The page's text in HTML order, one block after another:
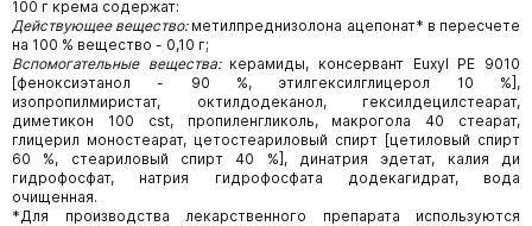
100 г крема содержат:
Действующее вещество:метилпреднизолона ацепонат* в пересчете
на 100 % вещество - 0,10 г;
Вспомогательные вещества:керамиды, консервант Euxyl РЕ 9010
[феноксиэтанол - 90 %, этилгексилглицерол 10 %],
изопропилмиристат, октилдодеканол, гексилдецилстеарат,
диметикон 100 cst, пропиленгликоль, макрогола 40 стеарат,
глицерил моностеарат, цетостеариловый спирт [цетиловый спирт
60 %, стеариловый спирт 40 %], динатрия эдетат, калия ди
гидрофосфат, натрия гидрофосфата додекагидрат, вода
очищенная.
*Для производства лекарственного препарата используются